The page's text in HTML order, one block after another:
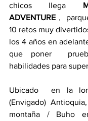
chicos llega
ADVENTURE ,
10 retos muy
los 4 años en
que poner
habilidades para
Ubicado  en la
(Envigado)
montaña / Buho